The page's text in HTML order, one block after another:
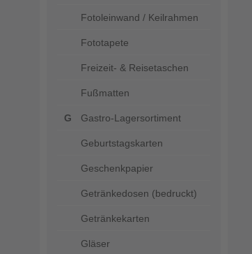
Fotoleinwand / Keilrahmen
Fototapete
Freizeit- & Reisetaschen
Fußmatten
Gastro-Lagersortiment
Geburtstagskarten
Geschenkpapier
Getränkedosen (bedruckt)
Getränkekarten
Gläser